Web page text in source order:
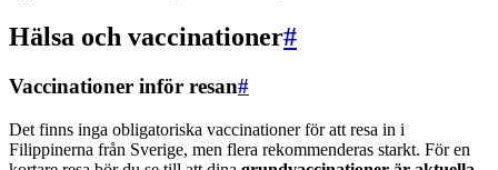
Hälsa och vaccinationer#
Vaccinationer inför resan#
Det finns inga obligatoriska vaccinationer för att resa in i
Filippinerna från Sverige, men flera rekommenderas starkt. För en